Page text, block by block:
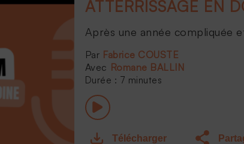
Après une année compliquée
Fabrice COUSTE
Romane BALLIN
Durée : 7 minutes
Télécharger